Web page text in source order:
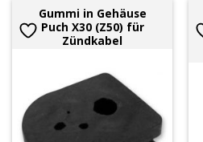
Gummi in Gehäuse
Puch X30 (Z50) für
Zündkabel